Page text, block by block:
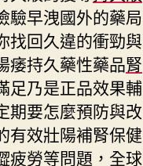
驗早洩國外的藥局
找回久違的衝勁與
痿持久藥性藥品腎
足乃是正品效果輔
期要怎麼預防與改
有效壯陽補腎保健
疲勞等問題，全球